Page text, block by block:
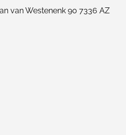
van Westenenk 90 7336 AZ